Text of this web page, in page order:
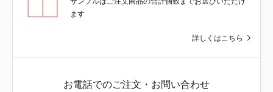
ます
詳しくはこちら
お電話でのご注文・お問い合わせ